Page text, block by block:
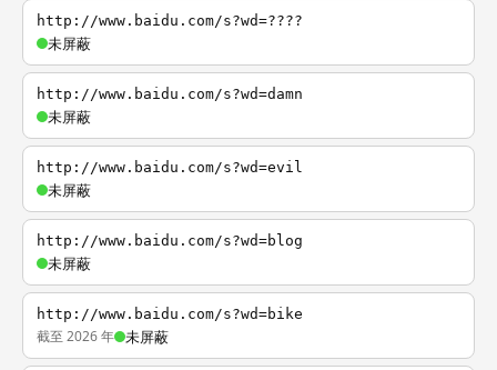
http://www.baidu.com/s?wd=????
未屏蔽
http://www.baidu.com/s?wd=damn
未屏蔽
http://www.baidu.com/s?wd=evil
未屏蔽
http://www.baidu.com/s?wd=blog
未屏蔽
http://www.baidu.com/s?wd=bike
截至 2026 年 未屏蔽